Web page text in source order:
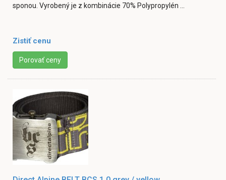
sponou. Vyrobený je z kombinácie 70% Polypropylén ...
Zistiť cenu
Porovať ceny